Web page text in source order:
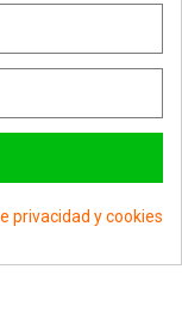

privacidad y cookies